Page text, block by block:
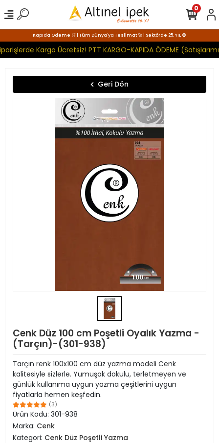
Kapıda Ödeme 🛒 | Tüm Dünya'ya Teslimat 🚀 | Sektörde 25. YIL 🧿
Kargo Ücretsiz! PTT KARGO-KAPIDA ÖDEME
0
Geri Dön
Cenk Düz 100 cm Poşetli Oyalık Yazma -
(Tarçın)-(301-938)
Tarçın renk 100x100 cm düz yazma modeli Cenk
kalitesiyle sizlerle. Yumuşak dokulu, terletmeyen ve
günlük kullanıma uygun yazma çeşitlerini uygun
fiyatlarla hemen keşfedin.
(3)
Ürün Kodu: 301-938
Marka: Cenk
Kategori: Cenk Düz Poşetli Yazma